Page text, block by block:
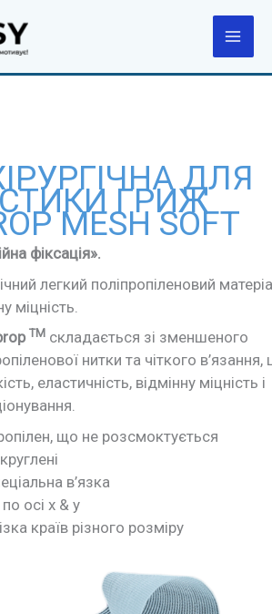
ДЛЯ
ГРИЖ
MESH SOFT
фіксація».
легкий поліпропіленовий
міцність.
TMскладається зі зменшеного
нитки та чіткого в’язання,
еластичність, відмінну міцність і
що не розсмоктується
в’язка
осі x & y
країв різного розміру